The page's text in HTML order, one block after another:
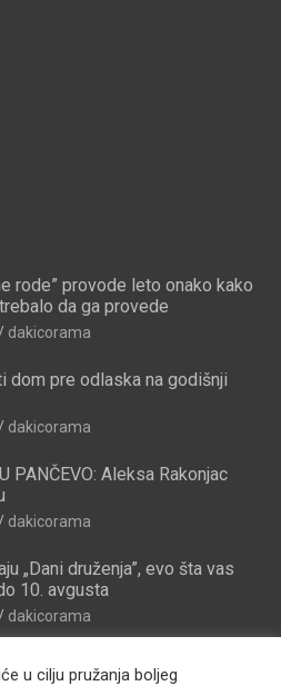
rode” provode leto onako kako
da ga provede
dakicorama
dom pre odlaska na godišnji
dakicorama
PANČEVO: Aleksa Rakonjac
dakicorama
„Dani druženja”, evo šta vas
10. avgusta
dakicorama
u cilju pružanja boljeg